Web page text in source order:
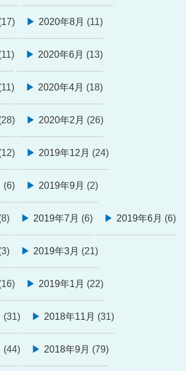
2020年8月 (11)
2020年6月 (13)
2020年4月 (18)
2020年2月 (26)
2019年12月 (24)
(6) 2019年9月 (2)
2019年7月 (6) 2019年6月 (6)
2019年3月 (21)
2019年1月 (22)
(31) 2018年11月 (31)
(44) 2018年9月 (79)